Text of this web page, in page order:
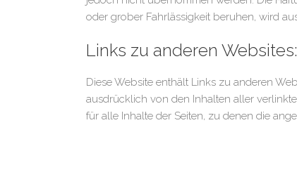
oder grober Fahrlässigkeit beruhen, wird
Links zu anderen Websites:
Diese Website enthält Links zu anderen
ausdrücklich von den Inhalten aller
für alle Inhalte der Seiten, zu denen die